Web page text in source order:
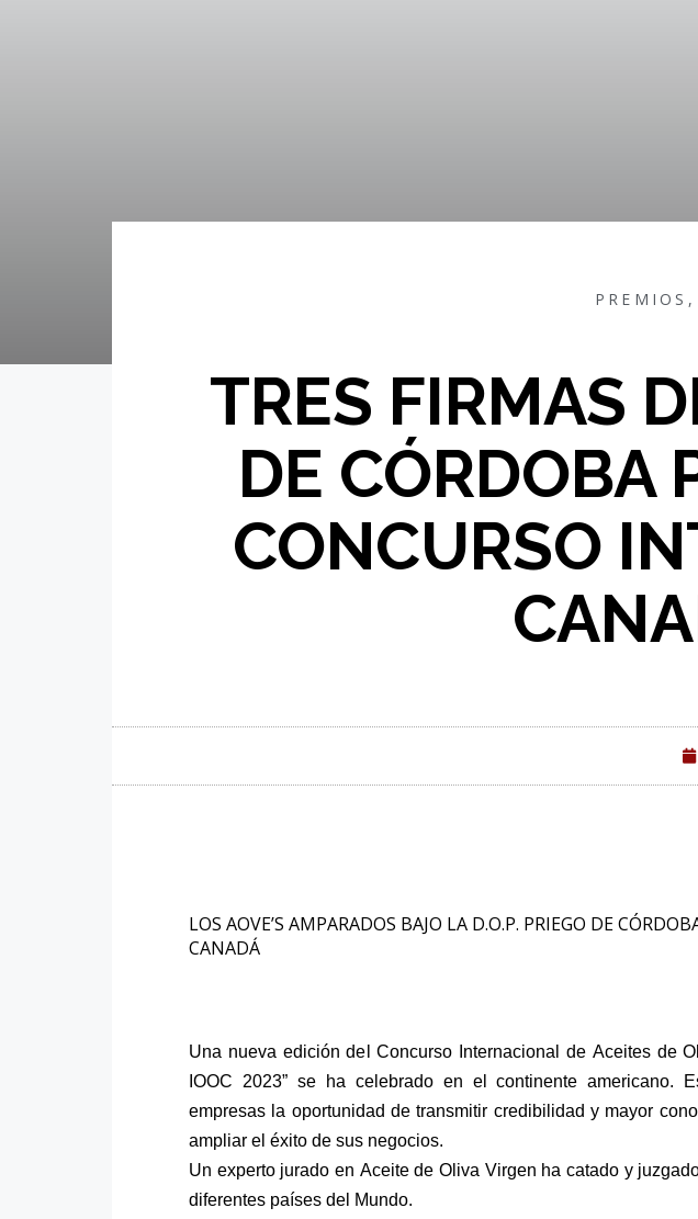
PREMIOS
TRES FIRMAS
DE CÓRDOBA
CONCURSO
LOS AOVE’S AMPARADOS BAJO LA D.O.P. PRIEGO DE
CANADÁ
Una nueva edición de l Concurso Internacional de Aceites de
IOOC 2023” se ha celebrado en el continente americano.
empresas la oportunidad de transmitir credibilidad y mayor
ampliar el éxito de sus negocios.
Un experto jurado en Aceite de Oliva Virgen ha catado y
diferentes países del Mundo.